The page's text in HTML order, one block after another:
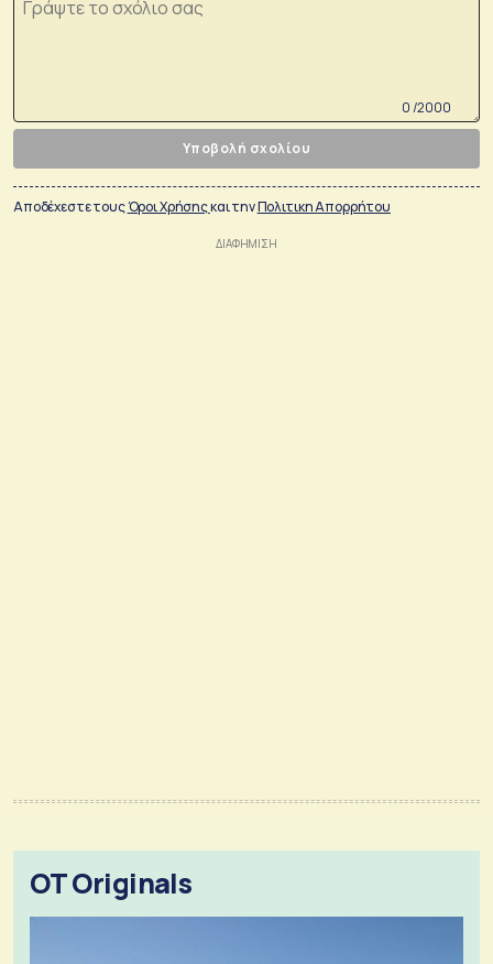
0 /2000
Υποβολή σχολίου
Αποδέχεστε τουςΌροι Χρήσηςκαι τηνΠολιτικη Απορρήτου
OT Originals